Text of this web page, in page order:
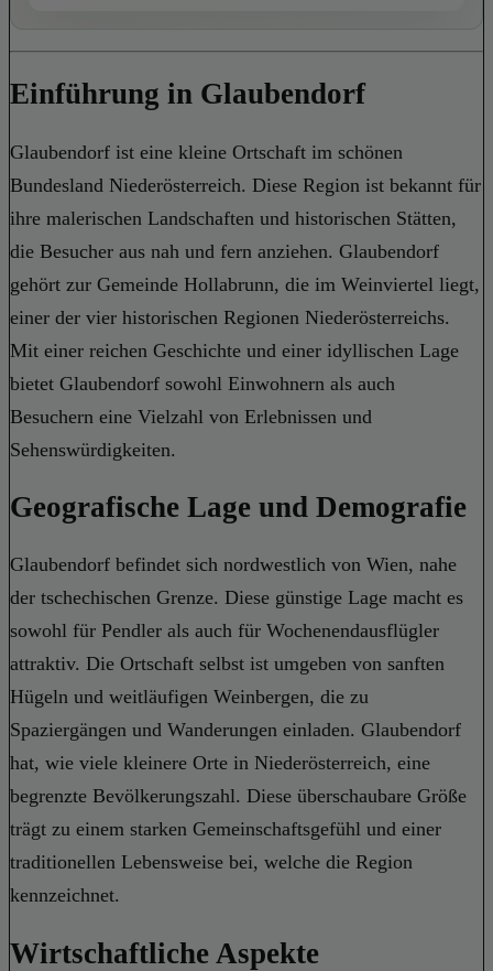
Einführung in Glaubendorf
Glaubendorf ist eine kleine Ortschaft im schönen
Bundesland Niederösterreich. Diese Region ist bekannt für
ihre malerischen Landschaften und historischen Stätten,
die Besucher aus nah und fern anziehen. Glaubendorf
gehört zur Gemeinde Hollabrunn, die im Weinviertel liegt,
einer der vier historischen Regionen Niederösterreichs.
Mit einer reichen Geschichte und einer idyllischen Lage
bietet Glaubendorf sowohl Einwohnern als auch
Besuchern eine Vielzahl von Erlebnissen und
Sehenswürdigkeiten.
Geografische Lage und Demografie
Glaubendorf befindet sich nordwestlich von Wien, nahe
der tschechischen Grenze. Diese günstige Lage macht es
sowohl für Pendler als auch für Wochenendausflügler
attraktiv. Die Ortschaft selbst ist umgeben von sanften
Hügeln und weitläufigen Weinbergen, die zu
Spaziergängen und Wanderungen einladen. Glaubendorf
hat, wie viele kleinere Orte in Niederösterreich, eine
begrenzte Bevölkerungszahl. Diese überschaubare Größe
trägt zu einem starken Gemeinschaftsgefühl und einer
traditionellen Lebensweise bei, welche die Region
kennzeichnet.
Wirtschaftliche Aspekte